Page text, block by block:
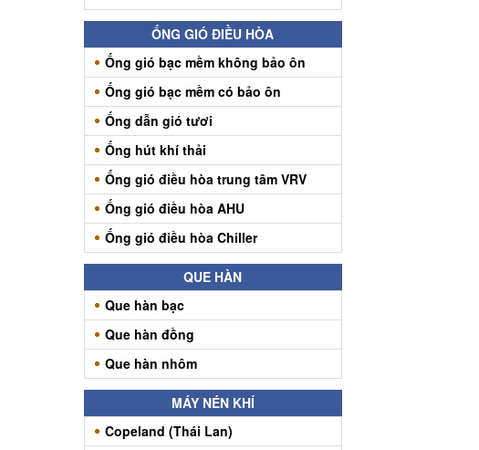
ỐNG GIÓ ĐIỀU HÒA
Ống gió bạc mềm không bảo ôn
Ống gió bạc mềm có bảo ôn
Ống dẫn gió tươi
Ống hút khí thải
Ống gió điều hòa trung tâm VRV
Ống gió điều hòa AHU
Ống gió điều hòa Chiller
QUE HÀN
Que hàn bạc
Que hàn đồng
Que hàn nhôm
MÁY NÉN KHÍ
Copeland (Thái Lan)